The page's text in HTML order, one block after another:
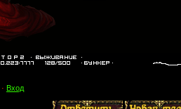
· Вход